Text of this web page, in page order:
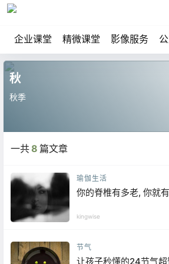
企业课堂 精微课堂 影像服务
秋
秋季
一共8 篇文章
瑜伽生活
你的脊椎有多老, 你就有
kingwise
节气
让孩子秒懂的24节气